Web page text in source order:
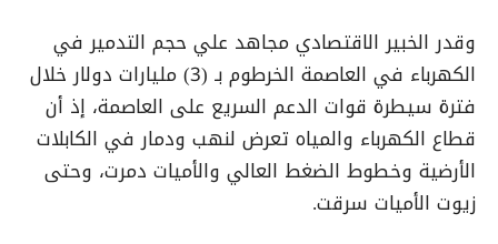
وقدر الخبير الاقتصادي مجاهد علي حجم التدمير في
الكهرباء في العاصمة الخرطوم بـ (3) مليارات دولار خلال
فترة سيطرة قوات الدعم السريع على العاصمة، إذ أن
قطاع الكهرباء والمياه تعرض لنهب ودمار في الكابلات
الأرضية وخطوط الضغط العالي والأميات دمرت، وحتى
زيوت الأميات سرقت.